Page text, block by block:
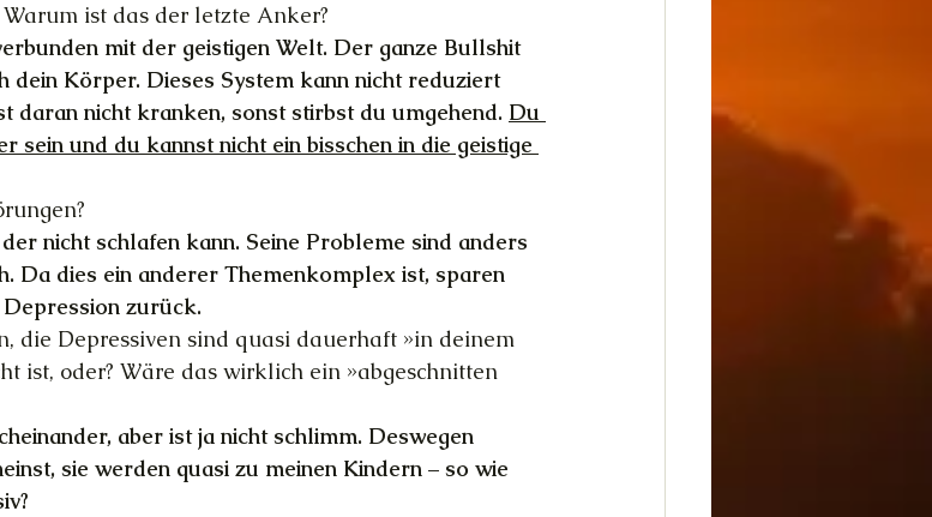
ist das der letzte Anker?
mit der geistigen Welt. Der ganze Bullshit
Körper. Dieses System kann nicht reduziert
daran nicht kranken, sonst stirbst du umgehend. Du
sein und du kannst nicht ein bisschen in die geistige
nicht schlafen kann. Seine Probleme sind anders
Da dies ein anderer Themenkomplex ist, sparen
zurück.
die Depressiven sind quasi dauerhaft »in deinem
ist, oder? Wäre das wirklich ein »abgeschnitten
aber ist ja nicht schlimm. Deswegen
sie werden quasi zu meinen Kindern – so wie